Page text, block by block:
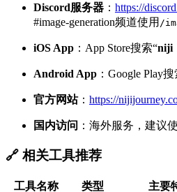
Discord服务器 ： https://
#image-generation频道使用 /
iOS App ：App Store搜索“niji
Android App ：Google Play搜
官方网站： https://
国内访问 ：海外服务，建议
🔗 相关工具推荐
工具名称 类型 主要